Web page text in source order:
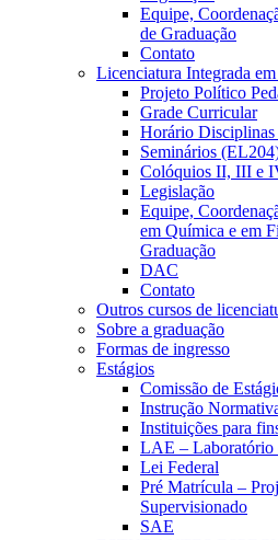
Equipe,
de Graduação
Contato
Licenciatura Integrada
Projeto Político
Grade Curricular
Horário Disciplinas
Seminários
Colóquios II, III e
Legislação
Equipe,
em Química e em
Graduação
DAC
Contato
Outros cursos de
Sobre a graduação
Formas de ingresso
Estágios
Comissão de
Instrução
Instituições para
LAE – Laboratório
Lei Federal
Pré Matrícula –
Supervisionado
SAE